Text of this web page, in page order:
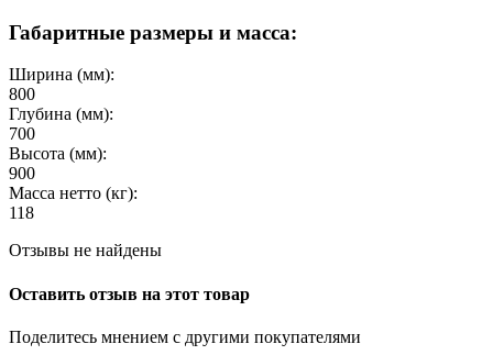
Габаритные размеры и масса:
Ширина (мм):
800
Глубина (мм):
700
Высота (мм):
900
Масса нетто (кг):
118
Отзывы не найдены
Оставить отзыв на этот товар
Поделитесь мнением с другими покупателями